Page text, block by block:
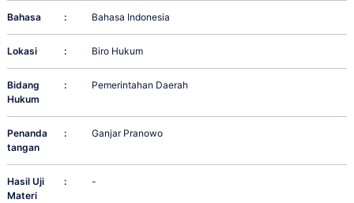
Bahasa : Bahasa Indonesia
Lokasi : Biro Hukum
Bidang
Hukum
: Pemerintahan Daerah
Penanda
tangan
: Ganjar Pranowo
Hasil Uji
Materi
: -